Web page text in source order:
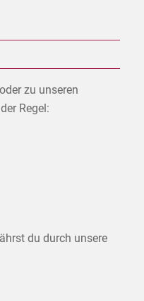
zu unseren
Regel:
du durch unsere